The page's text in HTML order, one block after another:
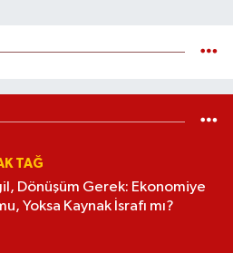
TAĞ
Dönüşüm Gerek: Ekonomiye
Yoksa Kaynak İsrafı mı?